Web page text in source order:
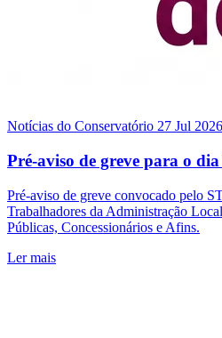
Notícias do Conservatório 27 Jul 2026
Pré-aviso de greve para o dia
Pré-aviso de greve convocado pelo
Trabalhadores da Administração
Públicas, Concessionários e Afins.
Ler mais